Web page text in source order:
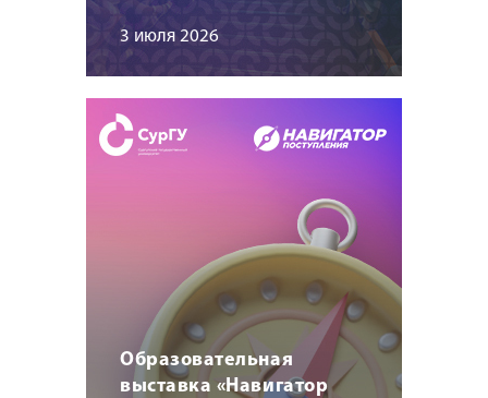
3 июля 2026
Образовательная
выставка «Навигатор